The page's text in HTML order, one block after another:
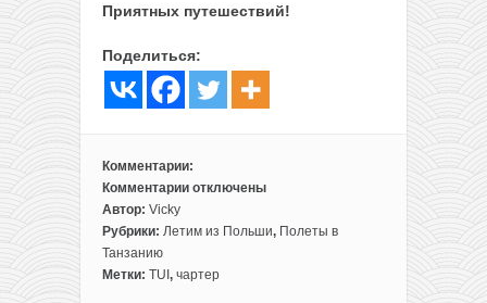
Приятных путешествий!
Поделиться:
Комментарии:
Комментарии
к
записи
Чартер
из
отключены
Автор: Vicky
Рубрики: Летим из Польши, Полеты в
Танзанию
Метки: TUI, чартер